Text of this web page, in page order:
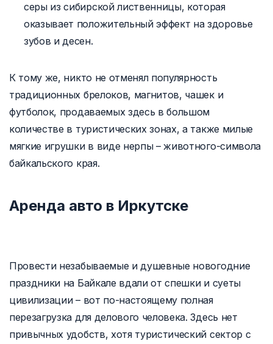
серы из сибирской лиственницы, которая
оказывает положительный эффект на здоровье
зубов и десен.
К тому же, никто не отменял популярность
традиционных брелоков, магнитов, чашек и
футболок, продаваемых здесь в большом
количестве в туристических зонах, а также милые
мягкие игрушки в виде нерпы – животного-символа
байкальского края.
Аренда авто в Иркутске
Провести незабываемые и душевные новогодние
праздники на Байкале вдали от спешки и суеты
цивилизации – вот по-настоящему полная
перезагрузка для делового человека. Здесь нет
привычных удобств, хотя туристический сектор с